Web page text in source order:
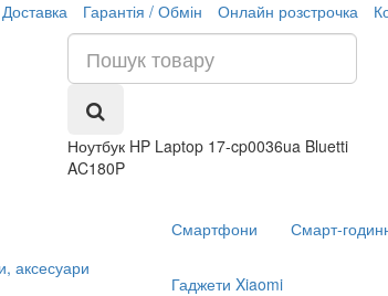
Доставка Гарантія / Обмін Онлайн розстрочка
Ноутбук HP Laptop 17-cp0036ua Bluetti
AC180P
аксесуари
Смартфони Смарт-
Гаджети Xiaomi